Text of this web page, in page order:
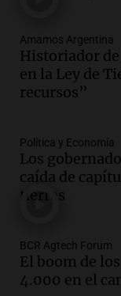
Audio.
marcha
Amamos
Audio.
Federal
nuevo
Viva la Radio
Cristo
nieve se
Panorama
Amamos Argentina
Historiador de
en la Ley de
recursos”
Política y Economía
Los
caída de
tierras
BCR Agtech Forum
El boom de
4.000 en el